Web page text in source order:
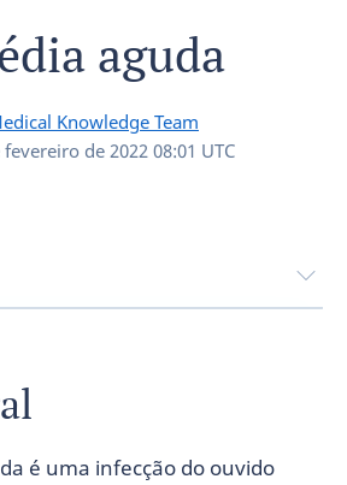
aguda
Knowledge Team
fevereiro de 2022 08:01 UTC
é uma infecção do ouvido